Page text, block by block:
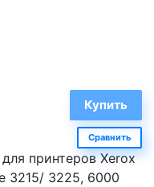
Сравнить
принтеров Xerox
3215/ 3225, 6000